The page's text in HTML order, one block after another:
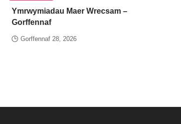
Ymrwymiadau Maer Wrecsam –
Gorffennaf
Gorffennaf 28, 2026